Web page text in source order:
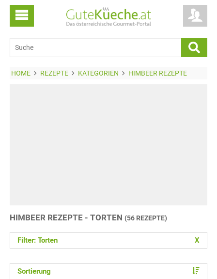
HOME REZEPTE KATEGORIEN HIMBEER REZEPTE
HIMBEER REZEPTE - TORTEN (56 REZEPTE)
Filter: Torten X
Sortierung